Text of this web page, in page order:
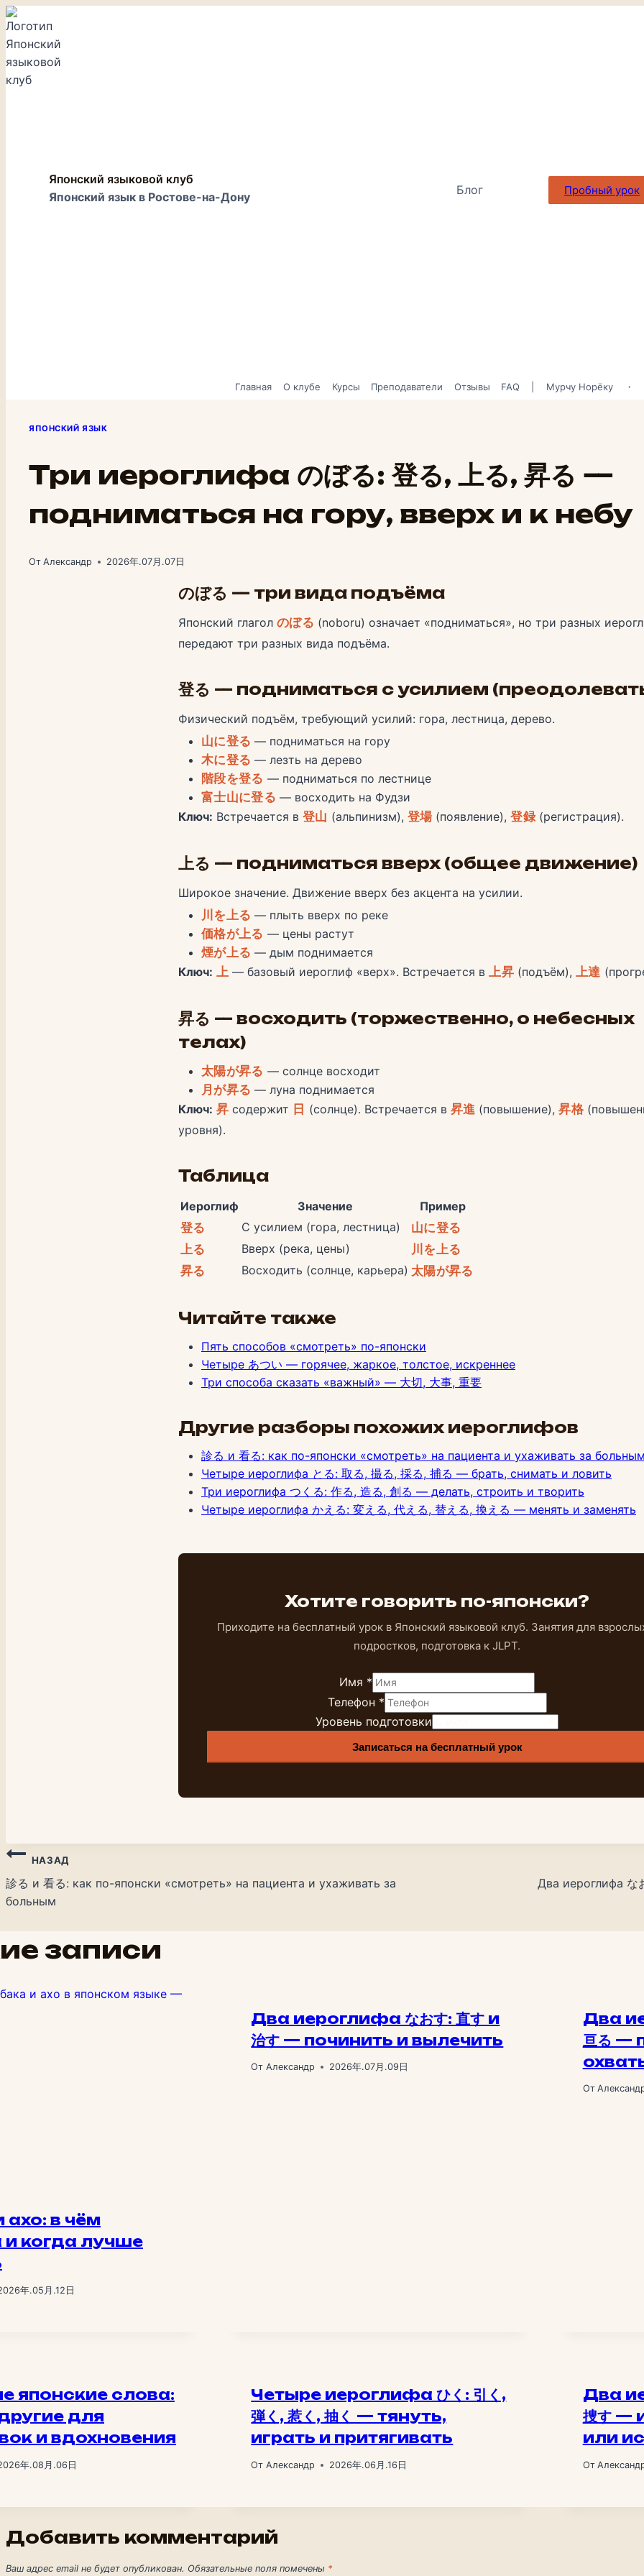
Перейти
к
содержимому
Японский языковой клуб
Японский язык в Ростове-на-Дону
Блог Пробный урок
Главная О клубе Курсы Преподаватели Отзывы FAQ | Мурчу Норёку ・
ЯПОНСКИЙ ЯЗЫК
Три иероглифа のぼる: 登る, 上る, 昇る —
подниматься на гору, вверх и к небу
От Александр 2026年.07月.07日
のぼる — три вида подъёма
Японский глагол のぼる (noboru) означает «подниматься», но три разных
передают три разных вида подъёма.
登る — подниматься с усилием
Физический подъём, требующий усилий: гора, лестница, дерево.
山に登る — подниматься на гору
木に登る — лезть на дерево
階段を登る — подниматься по лестнице
富士山に登る — восходить на Фудзи
Ключ: Встречается в 登山 (альпинизм), 登場(появление),登録(регистрация).
上る — подниматься вверх (общее движение)
Широкое значение. Движение вверх без акцента на усилии.
川を上る — плыть вверх по реке
価格が上る — цены растут
煙が上る — дым поднимается
Ключ: 上 — базовый иероглиф «верх». Встречается в上昇 (подъём),上達
昇る — восходить (торжественно, о небесных
телах)
太陽が昇る — солнце восходит
月が昇る — луна поднимается
Ключ: 昇 содержит 日 (солнце). Встречается в 昇進 (повышение),昇格
уровня).
Таблица
Иероглиф Значение
Пример
登る
С усилием (гора, лестница)
山に登る
上る
Вверх (река, цены)
川を上る
昇る
Восходить (солнце, карьера) 太陽が昇る
Читайте также
Пять способов «смотреть» по-японски
Четыре あつい — горячее, жаркое, толстое, искреннее
Три способа сказать «важный» — 大切, 大事, 重要
Другие разборы похожих иероглифов
診る и 看る: как по-японски «смотреть» на пациента и ухаживать за
Четыре иероглифа とる: 取る, 撮る, 採る, 捕る — брать, снимать и ловить
Три иероглифа つくる: 作る, 造る, 創る — делать, строить и творить
Четыре иероглифа かえる: 変える, 代える, 替える, 換える — менять и заменять
Хотите говорить по-японски?
Приходите на бесплатный урок в Японский языковой клуб. Занятия для
подростков, подготовка к JLPT.
Имя *
Уровень
Телефон *
Уровень подготовки
Записаться на бесплатный урок
Навигация
по
НАЗАД
診る и 看る: как по-японски «смотреть» на пациента и ухаживать за
больным
Два иероглифа な
записи
ахо: в чём
и когда лучше
年.05月.12日
Два иероглифа なおす: 直す и
治す — починить и вылечить
От Александр 2026年.07月.09日
Два
亘る —
От
японские слова:
другие для
и вдохновения
年.08月.06日
Четыре иероглифа ひく: 引く,
弾く, 惹く, 抽く — тянуть,
играть и притягивать
От Александр 2026年.06月.16日
Два
捜す —
или
От
Добавить комментарий
Ваш адрес email не будет опубликован. Обязательные поля помечены *